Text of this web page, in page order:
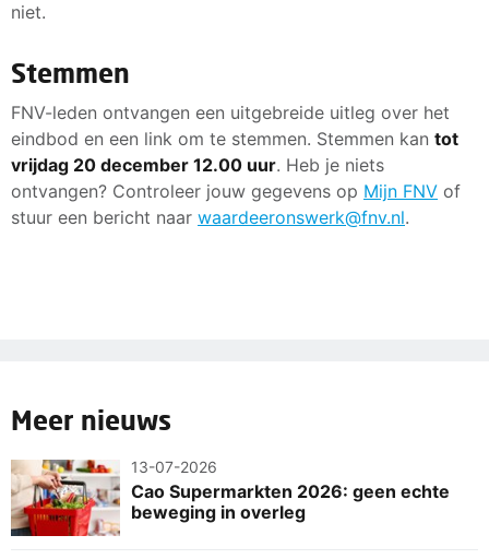
niet.
Stemmen
FNV-leden ontvangen een uitgebreide uitleg over het
eindbod en een link om te stemmen. Stemmen kan tot
vrijdag 20 december 12.00 uur. Heb je niets
ontvangen? Controleer jouw gegevens op Mijn FNV of
stuur een bericht naar waardeeronswerk@fnv.nl.
Meer nieuws
13-07-2026
Cao Supermarkten 2026: geen echte
beweging in overleg